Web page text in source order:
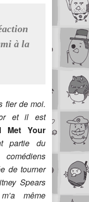
à la
fier de moi.
et il est
Met Your
partie du
de tourner
Spears
même